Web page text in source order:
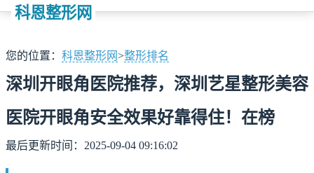
科恩整形网
您的位置： 科恩整形网>整形排名
深圳开眼角医院推荐，深圳艺星整形美容
医院开眼角安全效果好靠得住！在榜
最后更新时间：2025-09-04 09:16:02